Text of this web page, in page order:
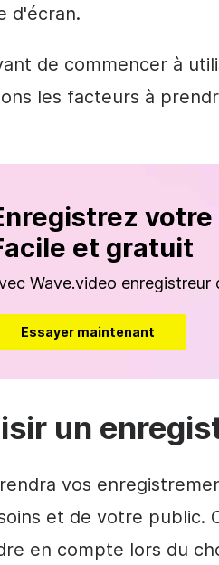
d'écran.
de commencer à
les facteurs à
et gratuit
Wave.video enregistreur
Essayer maintenant
un
vos
et de votre public.
en compte lors du